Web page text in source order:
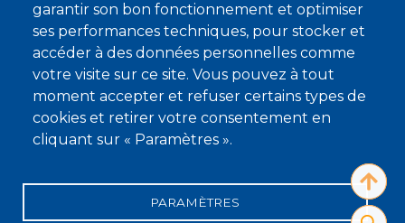
garantir son bon fonctionnement et optimiser
ses performances techniques, pour stocker et
accéder à des données personnelles comme
votre visite sur ce site. Vous pouvez à tout
moment accepter et refuser certains types de
cookies et retirer votre consentement en
cliquant sur « Paramètres ».
PARAMÈTRES
À propos
Qui sommes-nous ?
Devenir membre